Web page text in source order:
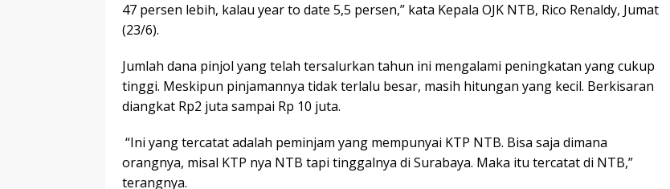
47 persen lebih, kalau year to date 5,5 persen,” kata Kepala OJK NTB, Rico Renaldy, Jumat
(23/6).
Jumlah dana pinjol yang telah tersalurkan tahun ini mengalami peningkatan yang cukup
tinggi. Meskipun pinjamannya tidak terlalu besar, masih hitungan yang kecil. Berkisaran
diangkat Rp2 juta sampai Rp 10 juta.
“Ini yang tercatat adalah peminjam yang mempunyai KTP NTB. Bisa saja dimana
orangnya, misal KTP nya NTB tapi tinggalnya di Surabaya. Maka itu tercatat di NTB,”
terangnya.